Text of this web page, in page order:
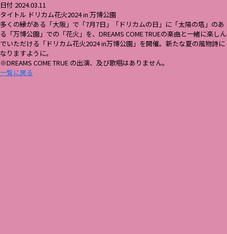
日付 2024.03.11
タイトル ドリカム花火2024 in 万博公園
多くの縁がある「大阪」で「7月7日」「ドリカムの日」に「太陽の塔」のあ
る「万博公園」での「花火」を、DREAMS COME TRUEの楽曲と一緒に楽しん
でいただける「ドリカム花火2024 in万博公園」を開催。新たな夏の風物詩に
なりますように。
※DREAMS COME TRUE の出演、及び歌唱はありません。
一覧に戻る